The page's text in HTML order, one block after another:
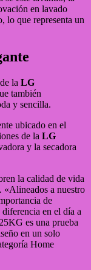
en lavado
lo que representa un
la LG
también
y sencilla.
ubicado en el
de la LG
y la secadora
la calidad de vida
«Alineados a nuestro
de
en el día a
es una prueba
en un solo
Home